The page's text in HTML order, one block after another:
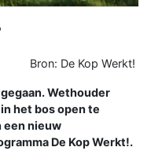
Bron: De Kop Werkt!
Wethouder
het bos open te
een nieuw
De Kop Werkt!.